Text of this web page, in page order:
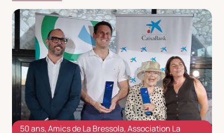
50 ans,Amics de La Bressola,Association La